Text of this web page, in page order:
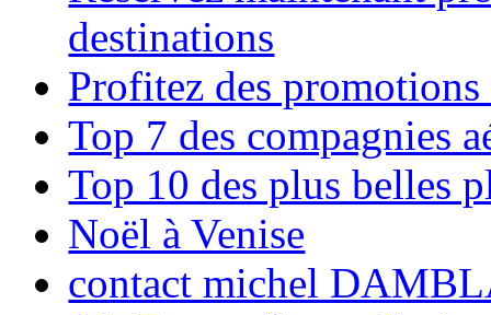
destinations
Profitez des
Top 7 des compagnies
Top 10 des plus belles
Noël à Venise
contact michel